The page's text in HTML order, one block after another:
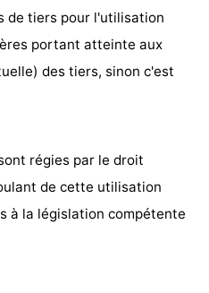
de tiers pour l'utilisation
portant atteinte aux
des tiers, sinon c'est
régies par le droit
de cette utilisation
à la législation compétente